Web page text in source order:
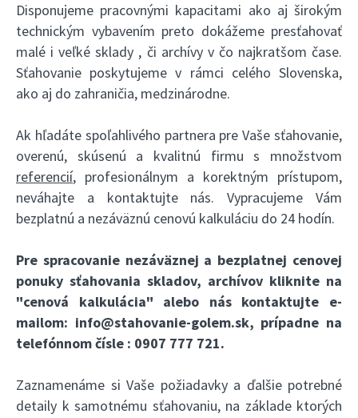
Disponujeme pracovnými kapacitami ako aj širokým
technickým vybavením preto dokážeme presťahovať
malé i veľké sklady , či archívy v čo najkratšom čase.
Sťahovanie poskytujeme v rámci celého Slovenska,
ako aj do zahraničia, medzinárodne.
Ak hľadáte spoľahlivého partnera pre Vaše sťahovanie,
overenú, skúsenú a kvalitnú firmu s množstvom
referencií, profesionálnym a korektným prístupom,
neváhajte a kontaktujte nás. Vypracujeme Vám
bezplatnú a nezáväznú cenovú kalkuláciu do 24 hodín.
Pre spracovanie nezáväznej a bezplatnej cenovej
ponuky sťahovania skladov, archívov kliknite na
"cenová kalkulácia" alebo nás kontaktujte e-
mailom: info@stahovanie-golem.sk, prípadne na
telefónnom čísle : 0907 777 721.
Zaznamenáme si Vaše požiadavky a ďalšie potrebné
detaily k samotnému sťahovaniu, na základe ktorých